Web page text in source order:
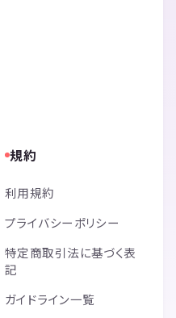
規約
利用規約
プライバシーポリシー
特定商取引法に基づく表
記
ガイドライン一覧